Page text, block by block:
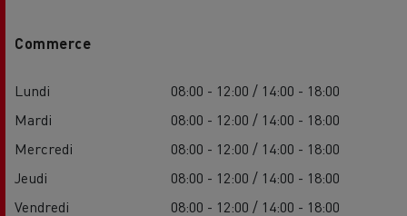
Commerce
Lundi
08:00 - 12:00 / 14:00 - 18:00
Mardi
08:00 - 12:00 / 14:00 - 18:00
Mercredi
08:00 - 12:00 / 14:00 - 18:00
Jeudi
08:00 - 12:00 / 14:00 - 18:00
Vendredi
08:00 - 12:00 / 14:00 - 18:00